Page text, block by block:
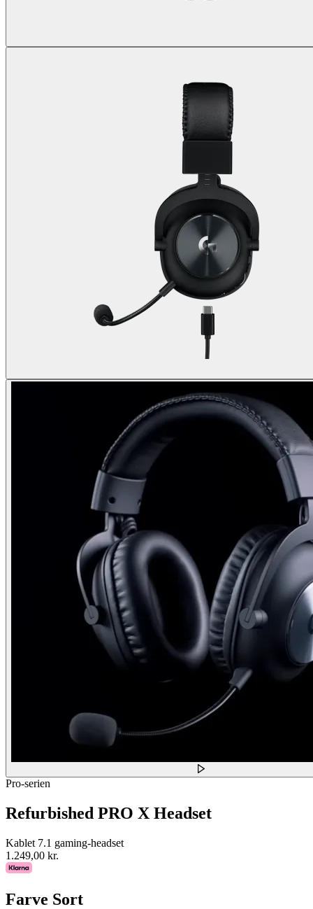
Pro-serien
Refurbished PRO X Headset
Kablet 7.1 gaming-headset
1.249,00 kr.
Farve Sort